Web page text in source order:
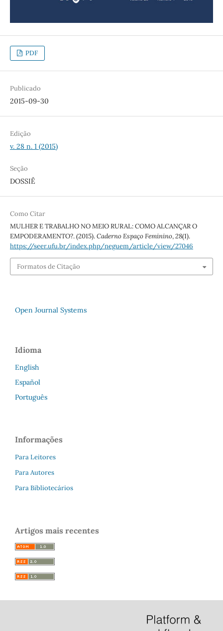
PDF
Publicado
2015-09-30
Edição
v. 28 n. 1 (2015)
Seção
DOSSIÊ
Como Citar
MULHER E TRABALHO NO MEIO RURAL: COMO ALCANÇAR O
EMPODERAMENTO?. (2015).Caderno Espaço Feminino,28(1).
https://seer.ufu.br/index.php/neguem/article/view/27046
Formatos de Citação
Open Journal Systems
Idioma
English
Español
Português
Informações
Para Leitores
Para Autores
Para Bibliotecários
Artigos mais recentes